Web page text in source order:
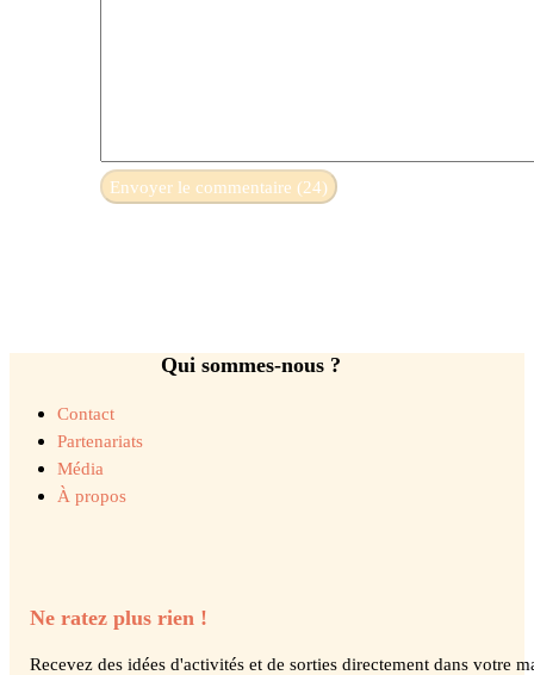
Qui sommes-nous ?
Contact
Partenariats
Média
À propos
Ne ratez plus rien !
Recevez des idées d'activités et de sorties directement dans votre